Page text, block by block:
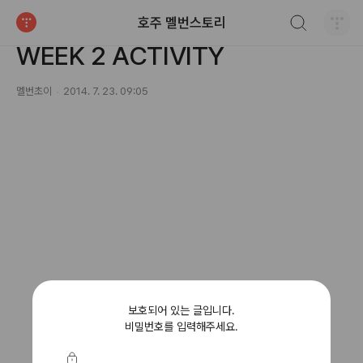
호주 멜번스토리
호주정착기/취업,구직
WEEK 2 ACTIVITY
멜번초이 2014. 7. 23. 09:05
보호되어 있는 글입니다.
비밀번호를 입력해주세요.